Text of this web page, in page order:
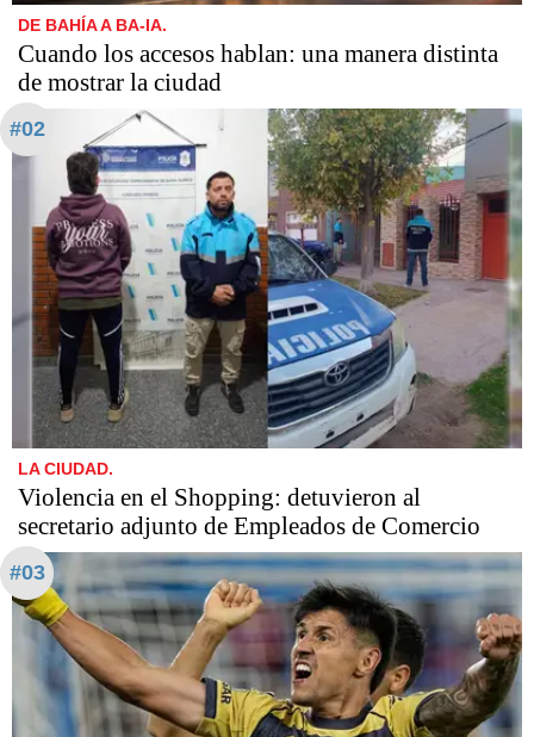
DE BAHÍA A BA-IA.
Cuando los accesos hablan: una manera distinta
de mostrar la ciudad
#02
LA CIUDAD.
Violencia en el Shopping: detuvieron al
secretario adjunto de Empleados de Comercio
#03